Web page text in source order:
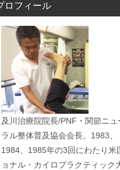
ロフィール
及川治療院院長/PNF・関節ニュ
ラル整体普及協会会長。1983、
1984、1985年の3回にわたり米
ョナル・カイロプラクティック